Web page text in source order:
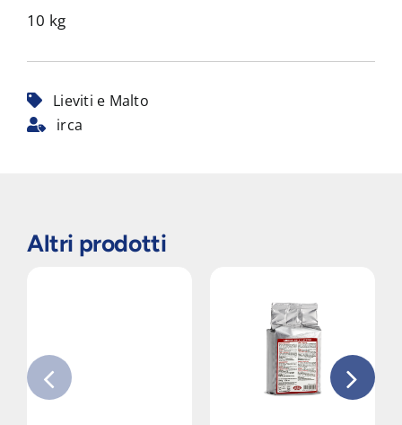
10 kg
Lieviti e Malto
irca
Altri prodotti